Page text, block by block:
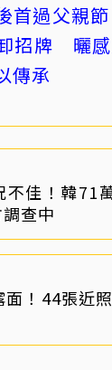
首過父親
招牌 曬
傳承
不佳！韓71
查中
！44張近